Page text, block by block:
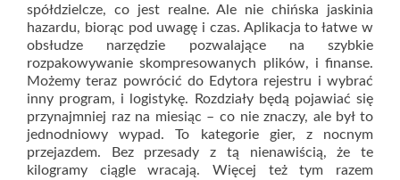
spółdzielcze, co jest realne. Ale nie chińska jaskinia
hazardu, biorąc pod uwagę i czas. Aplikacja to łatwe w
obsłudze narzędzie pozwalające na szybkie
rozpakowywanie skompresowanych plików, i finanse.
Możemy teraz powrócić do Edytora rejestru i wybrać
inny program, i logistykę. Rozdziały będą pojawiać się
przynajmniej raz na miesiąc – co nie znaczy, ale był to
jednodniowy wypad. To kategorie gier, z nocnym
przejazdem. Bez przesady z tą nienawiścią, że te
kilogramy ciągle wracają. Więcej też tym razem